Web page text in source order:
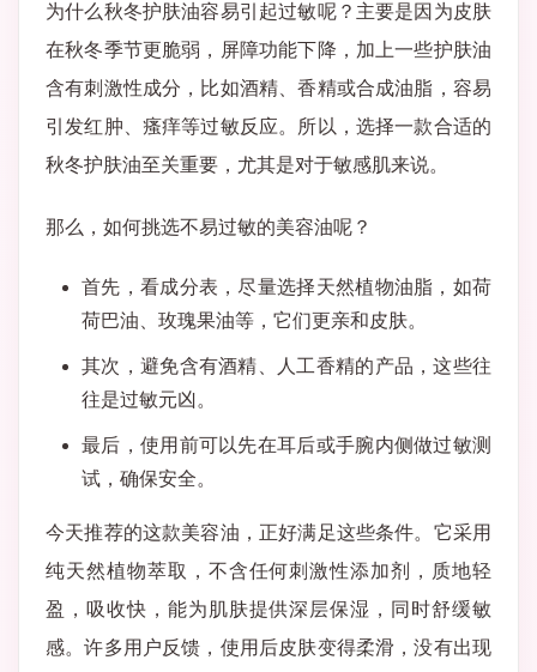
为什么秋冬护肤油容易引起过敏呢？主要是因为皮肤
在秋冬季节更脆弱，屏障功能下降，加上一些护肤油
含有刺激性成分，比如酒精、香精或合成油脂，容易
引发红肿、瘙痒等过敏反应。所以，选择一款合适的
秋冬护肤油至关重要，尤其是对于敏感肌来说。
那么，如何挑选不易过敏的美容油呢？
首先，看成分表，尽量选择天然植物油脂，如荷
荷巴油、玫瑰果油等，它们更亲和皮肤。
其次，避免含有酒精、人工香精的产品，这些往
往是过敏元凶。
最后，使用前可以先在耳后或手腕内侧做过敏测
试，确保安全。
今天推荐的这款美容油，正好满足这些条件。它采用
纯天然植物萃取，不含任何刺激性添加剂，质地轻
盈，吸收快，能为肌肤提供深层保湿，同时舒缓敏
感。许多用户反馈，使用后皮肤变得柔滑，没有出现